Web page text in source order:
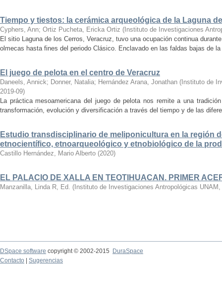
Tiempo y tiestos: la cerámica arqueológica de la Laguna
Cyphers, Ann; Ortiz Pucheta, Ericka Ortiz ( Instituto de Investigaciones
El sitio Laguna de los Cerros, Veracruz, tuvo una ocupación continua
olmecas hasta fines del periodo Clásico. Enclavado en las faldas bajas de
El juego de pelota en el centro de Veracruz
Daneels, Annick; Donner, Natalia; Hernández Arana, Jonathan ( Instituto de
2019-09)
La práctica mesoamericana del juego de pelota nos remite a una
transformación, evolución y diversificación a través del tiempo y de las
Estudio transdisciplinario de meliponicultura en la región
etnocientífico, etnoarqueológico y etnobiológico de la
Castillo Hernández, Mario Alberto (2020)
EL PALACIO DE XALLA EN TEOTIHUACAN. PRIMER
Manzanilla, Linda R, Ed. ( Instituto de Investigaciones Antropológicas UNAM ,
DSpace software copyright © 2002-2015
DuraSpace
Contacto
Sugerencias